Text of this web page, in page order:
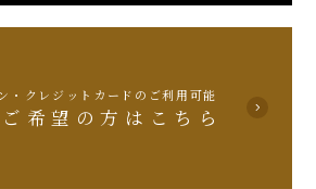
・クレジットカードのご利用可能
希望の方はこちら